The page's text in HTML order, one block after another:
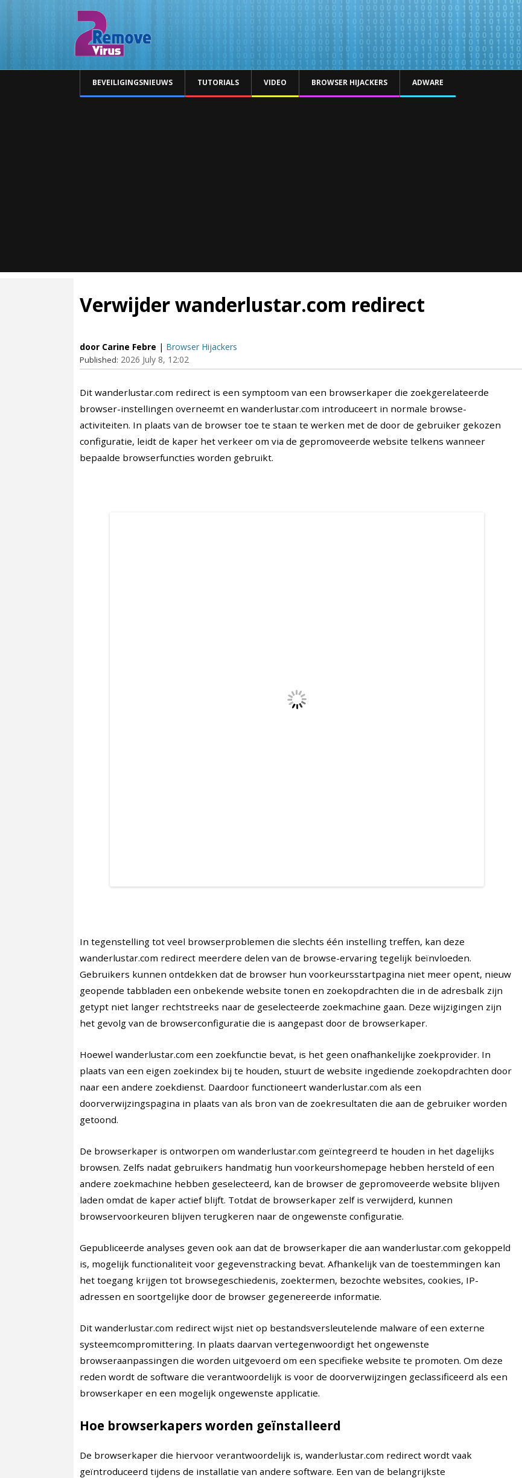
BEVEILIGINGSNIEUWS TUTORIALS VIDEO BROWSER HIJACKERS ADWARE
Verwijder wanderlustar.com redirect
door Carine Febre | Browser Hijackers
Published: 2026 July 8, 12:02
Dit wanderlustar.com redirect is een symptoom van een browserkaper die zoekgerelateerde
browser-instellingen overneemt en wanderlustar.com introduceert in normale browse-
activiteiten. In plaats van de browser toe te staan te werken met de door de gebruiker gekozen
configuratie, leidt de kaper het verkeer om via de gepromoveerde website telkens wanneer
bepaalde browserfuncties worden gebruikt.
In tegenstelling tot veel browserproblemen die slechts één instelling treffen, kan deze
wanderlustar.com redirect meerdere delen van de browse-ervaring tegelijk beïnvloeden.
Gebruikers kunnen ontdekken dat de browser hun voorkeursstartpagina niet meer opent, nieuw
geopende tabbladen een onbekende website tonen en zoekopdrachten die in de adresbalk zijn
getypt niet langer rechtstreeks naar de geselecteerde zoekmachine gaan. Deze wijzigingen zijn
het gevolg van de browserconfiguratie die is aangepast door de browserkaper.
Hoewel wanderlustar.com een zoekfunctie bevat, is het geen onafhankelijke zoekprovider. In
plaats van een eigen zoekindex bij te houden, stuurt de website ingediende zoekopdrachten door
naar een andere zoekdienst. Daardoor functioneert wanderlustar.com als een
doorverwijzingspagina in plaats van als bron van de zoekresultaten die aan de gebruiker worden
getoond.
De browserkaper is ontworpen om wanderlustar.com geïntegreerd te houden in het dagelijks
browsen. Zelfs nadat gebruikers handmatig hun voorkeurshomepage hebben hersteld of een
andere zoekmachine hebben geselecteerd, kan de browser de gepromoveerde website blijven
laden omdat de kaper actief blijft. Totdat de browserkaper zelf is verwijderd, kunnen
browservoorkeuren blijven terugkeren naar de ongewenste configuratie.
Gepubliceerde analyses geven ook aan dat de browserkaper die aan wanderlustar.com gekoppeld
is, mogelijk functionaliteit voor gegevenstracking bevat. Afhankelijk van de toestemmingen kan
het toegang krijgen tot browsegeschiedenis, zoektermen, bezochte websites, cookies, IP-
adressen en soortgelijke door de browser gegenereerde informatie.
Dit wanderlustar.com redirect wijst niet op bestandsversleutelende malware of een externe
systeemcompromittering. In plaats daarvan vertegenwoordigt het ongewenste
browseraanpassingen die worden uitgevoerd om een specifieke website te promoten. Om deze
reden wordt de software die verantwoordelijk is voor de doorverwijzingen geclassificeerd als een
browserkaper en een mogelijk ongewenste applicatie.
Hoe browserkapers worden geïnstalleerd
De browserkaper die hiervoor verantwoordelijk is, wanderlustar.com redirect wordt vaak
geïntroduceerd tijdens de installatie van andere software. Een van de belangrijkste